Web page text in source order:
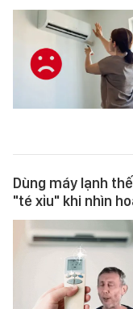
Dùng máy lạnh
"té xỉu" khi nhìn